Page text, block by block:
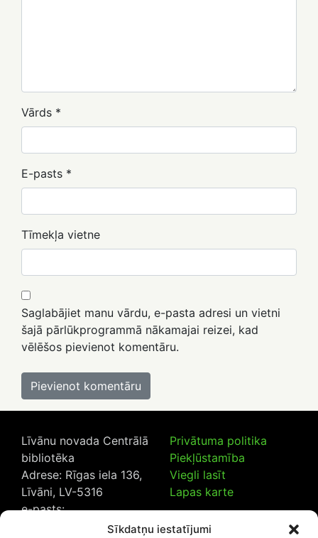
Sīkdatņu iestatījumi
Vārds *
E-pasts *
Tīmekļa vietne
Saglabājiet manu vārdu, e-pasta adresi un vietni
šajā pārlūkprogrammā nākamajai reizei, kad
vēlēšos pievienot komentāru.
Līvānu novada Centrālā
bibliotēka
Adrese: Rīgas iela 136,
Līvāni, LV-5316
e-pasts:
Privātuma politika
Piekļūstamība
Viegli lasīt
Lapas karte